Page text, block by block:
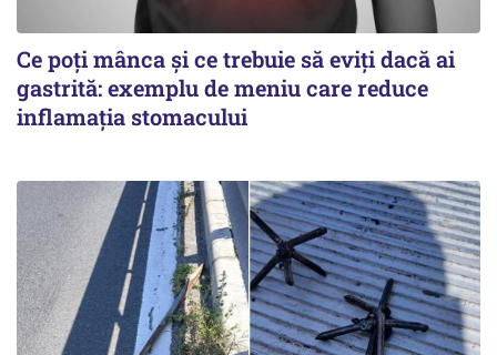
Ce poți mânca și ce trebuie să eviți dacă ai
gastrită: exemplu de meniu care reduce
inflamația stomacului